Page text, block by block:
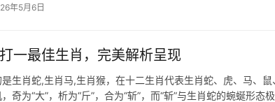
年5月6日
一最佳生肖，完美解析呈现
生肖蛇,生肖马,生肖猴，在十二生肖代表生肖蛇、虎、马、
奇为“大”，析为“斤”，合为“斩”，而“斩”与生肖蛇的蜿蜒形